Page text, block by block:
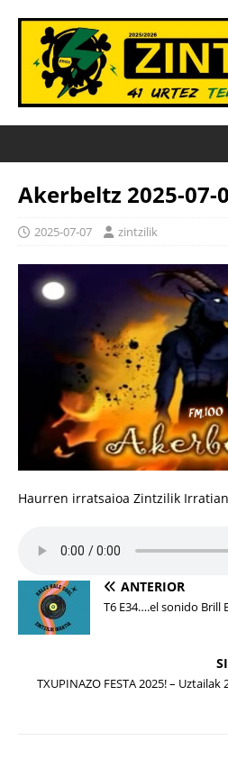
Akerbeltz 2025-07-
2025-07-07 zintzilik
Haurren irratsaioa Zintzilik
ANTERIOR
T6 E34….el sonido Brill
TXUPINAZO FESTA 2025! – Uztailak